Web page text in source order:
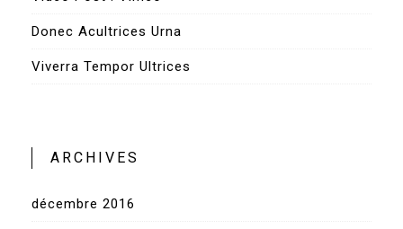
Donec Acultrices Urna
Viverra Tempor Ultrices
ARCHIVES
décembre 2016